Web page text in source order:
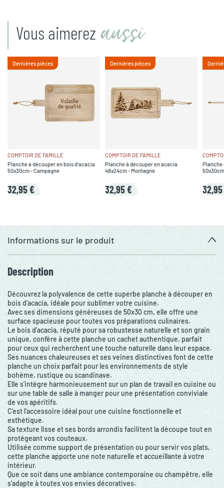
Vous aimerez aussi
Dernières pièces
COMPTOIR DE FAMILLE
Planche à découper en bois d'acacia
50x30cm - Campagne
32,95 €
Dernières pièces
COMPTOIR DE FAMILLE
Planche à découper en acacia
48x24cm - Montagne
32,95 €
Planche
Informations sur le produit
Description
Découvrez la polyvalence de cette superbe planche à découper en
bois d'acacia, idéale pour sublimer votre cuisine.
Avec ses dimensions généreuses de 50x30 cm, elle offre une
surface spacieuse pour toutes vos préparations culinaires.
Le bois d'acacia, réputé pour sa robustesse naturelle et son grain
unique, confère à cette planche un cachet authentique, parfait
pour ceux qui recherchent une touche naturelle dans leur espace.
Ses nuances chaleureuses et ses veines distinctives font de cette
planche un choix parfait pour les environnements de style
bohème, rustique ou scandinave.
Elle s'intègre harmonieusement sur un plan de travail en cuisine ou
sur une table de salle à manger pour une présentation conviviale
de vos apéritifs.
C'est l'accessoire idéal pour une cuisine fonctionnelle et
esthétique.
Sa texture lisse et ses bords arrondis facilitent la découpe tout en
protégeant vos couteaux.
Utilisée comme support de présentation ou pour servir vos plats,
cette planche apporte une note naturelle et accueillante à votre
intérieur.
Que ce soit dans une ambiance contemporaine ou champêtre, elle
s'adapte à toutes vos envies décoratives.